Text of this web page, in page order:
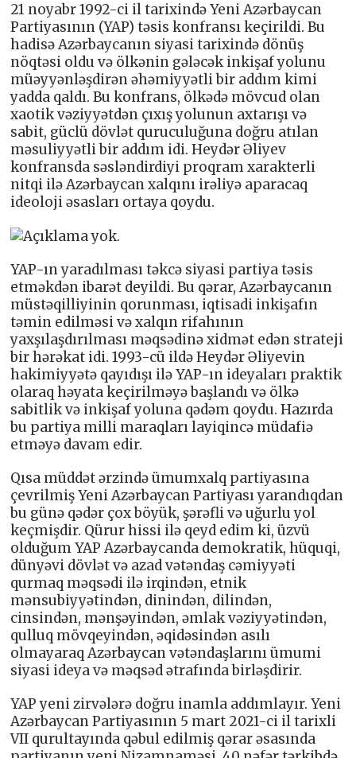
21 noyabr 1992-ci il tarixində Yeni Azərbaycan
Partiyasının (YAP) təsis konfransı keçirildi. Bu
hadisə Azərbaycanın siyasi tarixində dönüş
nöqtəsi oldu və ölkənin gələcək inkişaf yolunu
müəyyənləşdirən əhəmiyyətli bir addım kimi
yadda qaldı. Bu konfrans, ölkədə mövcud olan
xaotik vəziyyətdən çıxış yolunun axtarışı və
sabit, güclü dövlət quruculuğuna doğru atılan
məsuliyyətli bir addım idi. Heydər Əliyev
konfransda səsləndirdiyi proqram xarakterli
nitqi ilə Azərbaycan xalqını irəliyə aparacaq
ideoloji əsasları ortaya qoydu.
YAP-ın yaradılması təkcə siyasi partiya təsis
etməkdən ibarət deyildi. Bu qərar, Azərbaycanın
müstəqilliyinin qorunması, iqtisadi inkişafın
təmin edilməsi və xalqın rifahının
yaxşılaşdırılması məqsədinə xidmət edən strateji
bir hərəkat idi. 1993-cü ildə Heydər Əliyevin
hakimiyyətə qayıdışı ilə YAP-ın ideyaları praktik
olaraq həyata keçirilməyə başlandı və ölkə
sabitlik və inkişaf yoluna qədəm qoydu. Hazırda
bu partiya milli maraqları layiqincə müdafiə
etməyə davam edir.
Qısa müddət ərzində ümumxalq partiyasına
çevrilmiş Yeni Azərbaycan Partiyası yarandıqdan
bu günə qədər çox böyük, şərəfli və uğurlu yol
keçmişdir. Qürur hissi ilə qeyd edim ki, üzvü
olduğum YAP Azərbaycanda demokratik, hüquqi,
dünyəvi dövlət və azad vətəndaş cəmiyyəti
qurmaq məqsədi ilə irqindən, etnik
mənsubiyyətindən, dinindən, dilindən,
cinsindən, mənşəyindən, əmlak vəziyyətindən,
qulluq mövqeyindən, əqidəsindən asılı
olmayaraq Azərbaycan vətəndaşlarını ümumi
siyasi ideya və məqsəd ətrafında birləşdirir.
YAP yeni zirvələrə doğru inamla addımlayır. Yeni
Azərbaycan Partiyasının 5 mart 2021-ci il tarixli
VII qurultayında qəbul edilmiş qərar əsasında